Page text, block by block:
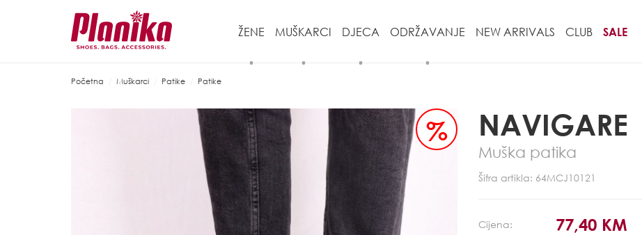
ŽENE MUŠKARCI DJECA ODRŽAVANJE NEW ARRIVALS CLUB SALE
Početna Muškarci Patike Patike
% NAVIGARE
Muška patika
Šifra artikla: 64MCJ10121
Cijena: 77,40 KM